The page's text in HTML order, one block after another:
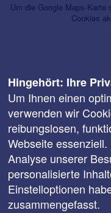
Um die Google Maps-
Cookies
Hingehört: Ihre
Um Ihnen einen
verwenden wir
reibungslosen,
Webseite
Analyse unserer
personalisierte
Einstelloptionen
zusammengefasst.